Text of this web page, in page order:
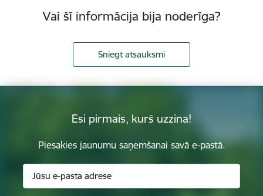
Vai šī informācija bija noderīga?
Sniegt atsauksmi
Esi pirmais, kurš uzzina!
Piesakies jaunumu saņemšanai savā e-pastā.